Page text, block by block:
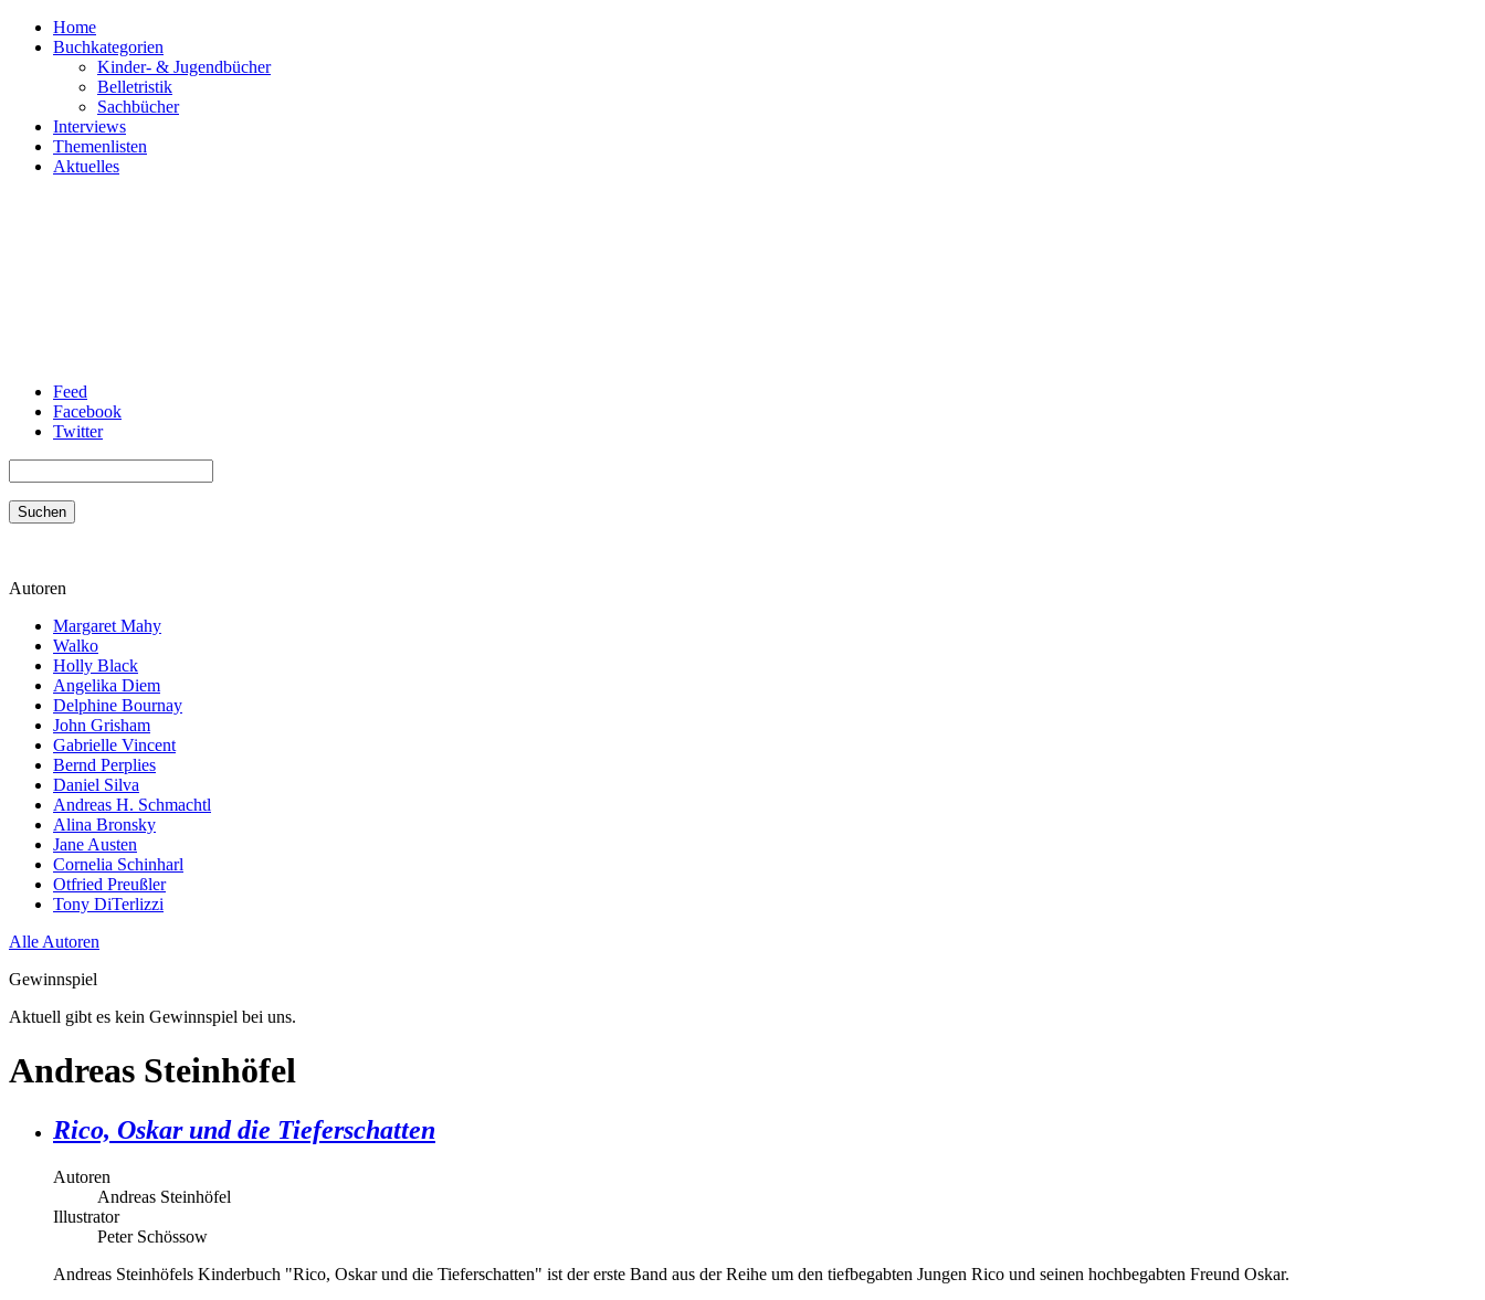
Home
Buchkategorien
Kinder- & Jugendbücher
Belletristik
Sachbücher
Interviews
Themenlisten
Aktuelles
Feed
Facebook
Twitter
Suchen
Autoren
Margaret Mahy
Walko
Holly Black
Angelika Diem
Delphine Bournay
John Grisham
Gabrielle Vincent
Bernd Perplies
Daniel Silva
Andreas H. Schmachtl
Alina Bronsky
Jane Austen
Cornelia Schinharl
Otfried Preußler
Tony DiTerlizzi
Alle Autoren
Gewinnspiel
Aktuell gibt es kein Gewinnspiel bei uns.
Andreas Steinhöfel
Rico, Oskar und die Tieferschatten
Autoren
Andreas Steinhöfel
Illustrator
Peter Schössow
Andreas Steinhöfels Kinderbuch "Rico, Oskar und die Tieferschatten" ist der erste Band aus der Reihe um den tiefbegabten Jungen Rico und seinen hochbegabten Freund Oskar.